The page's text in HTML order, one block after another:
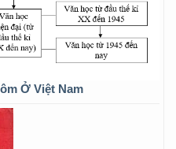
Ở Việt Nam